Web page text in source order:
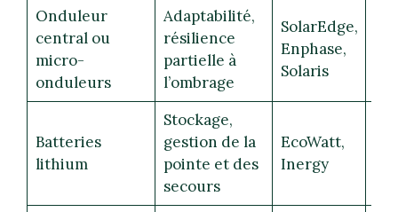
Onduleur
central ou
micro-
onduleurs
Adaptabilité,
résilience
partielle à
l’ombrage
SolarEdge,
Enphase,
Solaris
Batteries
lithium
Stockage,
gestion de la
pointe et des
secours
EcoWatt,
Inergy